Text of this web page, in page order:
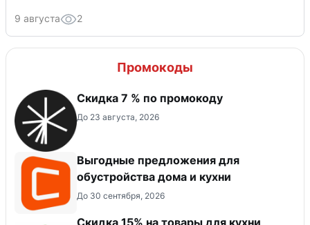
9 августа 2
Промокоды
Скидка 7 % по промокоду
До 23 августа, 2026
Выгодные предложения для
обустройства дома и кухни
До 30 сентября, 2026
Скидка 15% на товары для кухни